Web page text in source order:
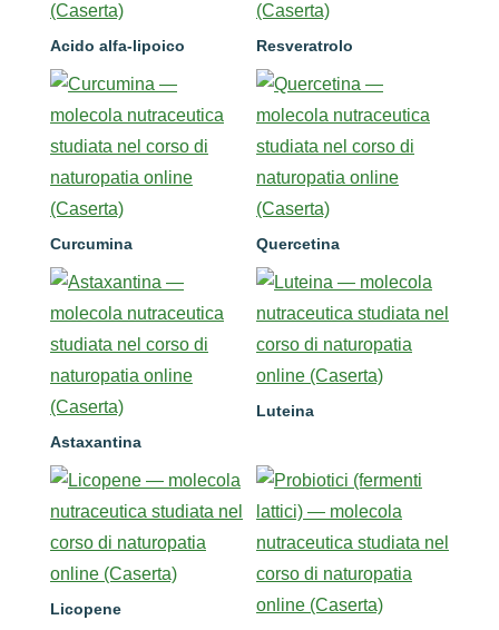
Acido alfa-lipoico Resveratrolo
Curcumina Quercetina
Astaxantina
Luteina
Licopene